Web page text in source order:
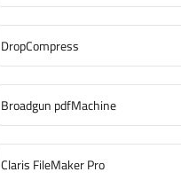
DropCompress
Broadgun pdfMachine
Claris FileMaker Pro